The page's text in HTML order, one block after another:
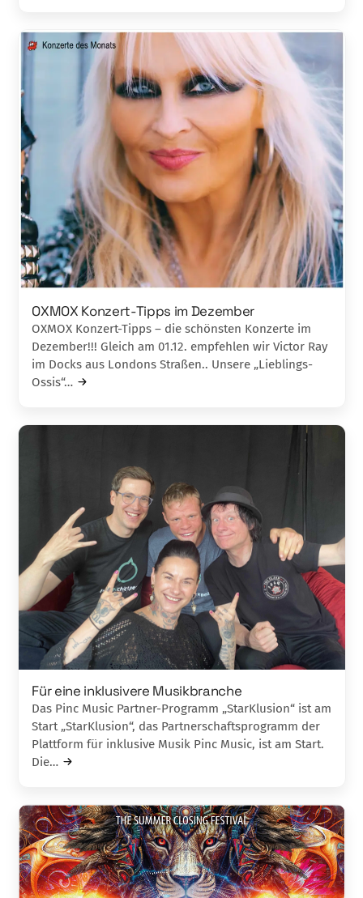
OXMOX Konzert-Tipps im Dezember
OXMOX Konzert-Tipps – die schönsten Konzerte im
Dezember!!! Gleich am 01.12. empfehlen wir Victor Ray
im Docks aus Londons Straßen.. Unsere „Lieblings-
Ossis“…
Für eine inklusivere Musikbranche
Das Pinc Music Partner-Programm „StarKlusion“ ist am
Start „StarKlusion“, das Partnerschaftsprogramm der
Plattform für inklusive Musik Pinc Music, ist am Start.
Die…